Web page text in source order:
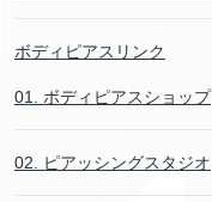
ボディピアスリンク
01. ボディピアスショップ
02. ピアッシングスタジオ